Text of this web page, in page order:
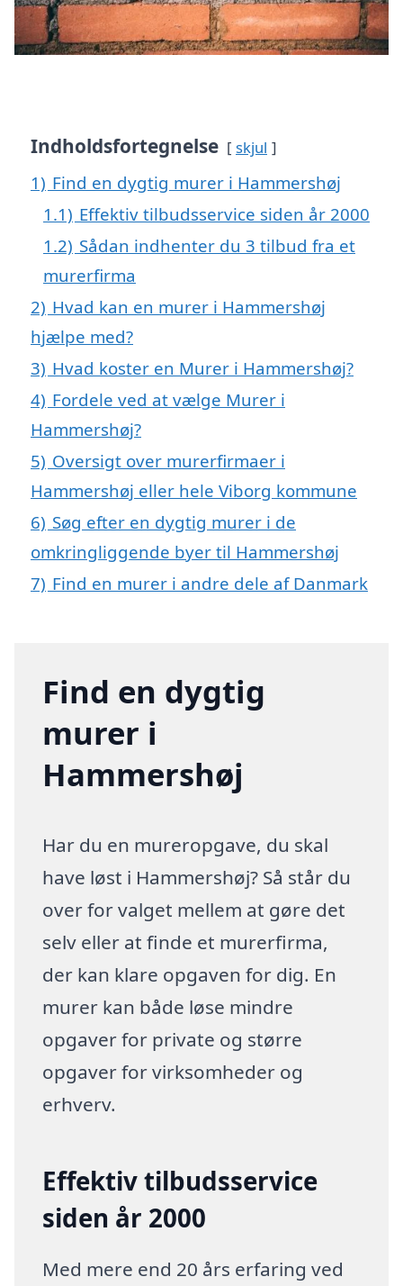
Indholdsfortegnelse skjul
1) Find en dygtig murer i Hammershøj
1.1) Effektiv tilbudsservice siden år 2000
1.2) Sådan indhenter du 3 tilbud fra et
murerfirma
2) Hvad kan en murer i Hammershøj
hjælpe med?
3) Hvad koster en Murer i Hammershøj?
4) Fordele ved at vælge Murer i
Hammershøj?
5) Oversigt over murerfirmaer i
Hammershøj eller hele Viborg kommune
6) Søg efter en dygtig murer i de
omkringliggende byer til Hammershøj
7) Find en murer i andre dele af Danmark
Find en dygtig
murer i
Hammershøj
Har du en mureropgave, du skal
have løst i Hammershøj? Så står du
over for valget mellem at gøre det
selv eller at finde et murerfirma,
der kan klare opgaven for dig. En
murer kan både løse mindre
opgaver for private og større
opgaver for virksomheder og
erhverv.
Effektiv tilbudsservice
siden år 2000
Med mere end 20 års erfaring ved